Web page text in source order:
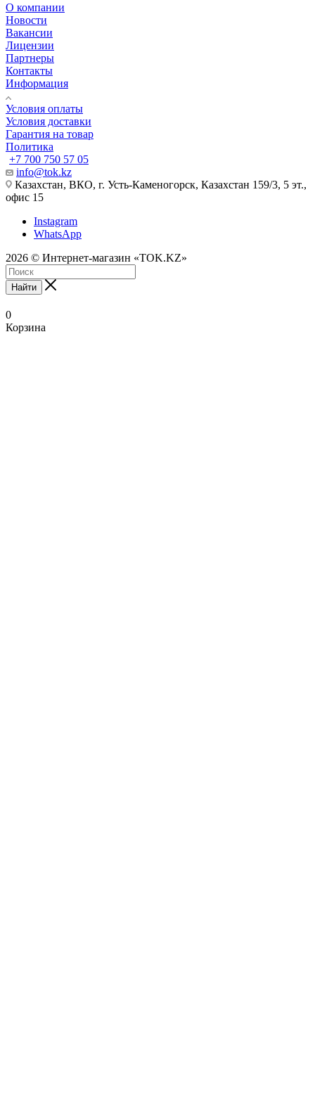
О компании
Новости
Вакансии
Лицензии
Партнеры
Контакты
Информация
Условия оплаты
Условия доставки
Гарантия на товар
Политика
+7 700 750 57 05
info@tok.kz
Казахстан, ВКО, г. Усть-Каменогорск, Казахстан 159/3, 5 эт.,
офис 15
Instagram
WhatsApp
2026 © Интернет-магазин «TOK.KZ»
Найти
0
Корзина